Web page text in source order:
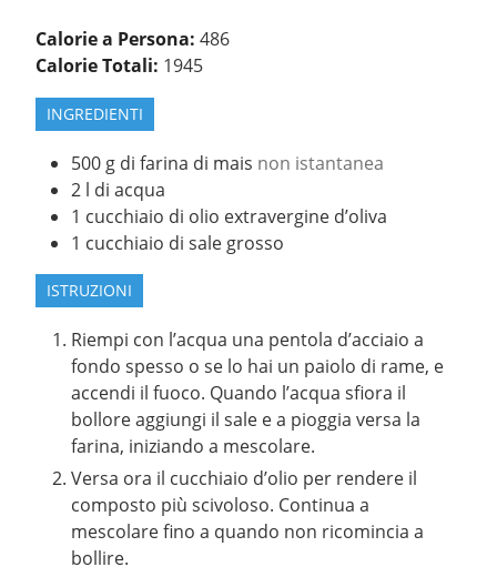
Calorie a Persona:486
Calorie Totali: 1945
INGREDIENTI
500 g di farina di mais non istantanea
2 l di acqua
1 cucchiaio di olio extravergine d’oliva
1 cucchiaio di sale grosso
ISTRUZIONI
Riempi con l’acqua una pentola d’acciaio a
fondo spesso o se lo hai un paiolo di rame, e
accendi il fuoco. Quando l’acqua sfiora il
bollore aggiungi il sale e a pioggia versa la
farina, iniziando a mescolare.
Versa ora il cucchiaio d’olio per rendere il
composto più scivoloso. Continua a
mescolare fino a quando non ricomincia a
bollire.